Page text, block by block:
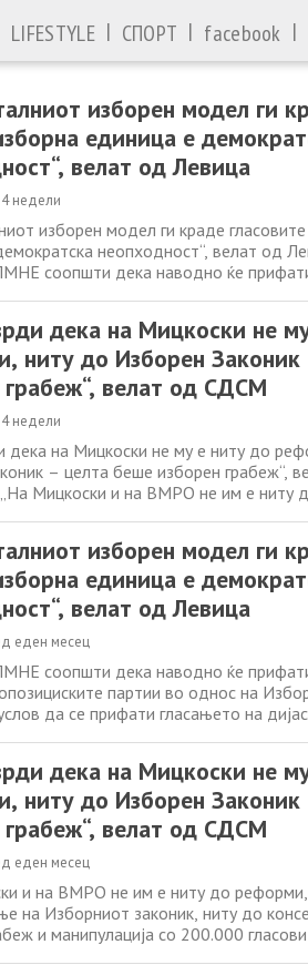
LIFESTYLE | СПОРТ | facebook |
изборен модел ги
единица е
велат од Левица
недели
изборен модел ги краде
неопходност“, велат од
соопшти дека наводно ќе
единица останува во
дека на Мицкоски не
ниту до Изборен
грабеж“, велат од СДСМ
недели
дека на Мицкоски не му е ниту до
– целта беше изборен грабеж“,
Мицкоски и на ВМРО не им е ниту
што тврдеше дека
изборен модел ги
единица е
велат од Левица
еден месец
соопшти дека наводно ќе
партии во однос на
да се прифати гласањето на
определба идека на Мицкоски не
ниту до Изборен
грабеж“, велат од СДСМ
еден месец
и на ВМРО не им е ниту до
на Изборниот законик, ниту до
и манипулација со 200.000